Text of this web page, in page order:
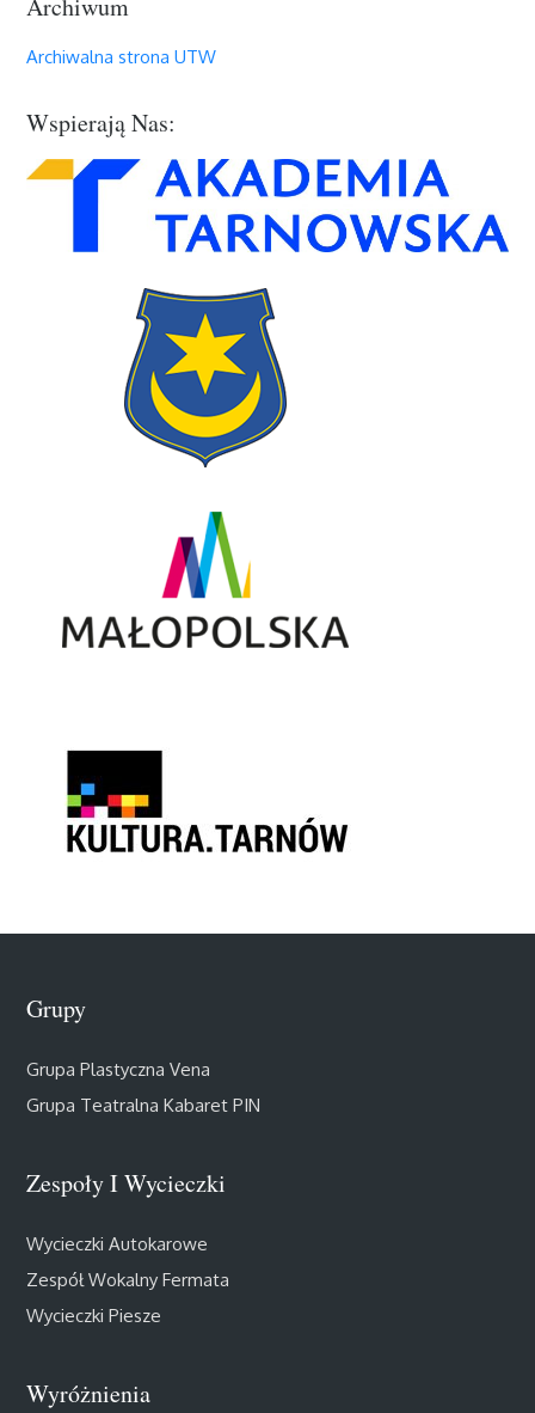
Archiwalna strona UTW
Wspierają Nas:
Grupy
Grupa Plastyczna Vena
Grupa Teatralna Kabaret PIN
Zespoły I Wycieczki
Wycieczki Autokarowe
Zespół Wokalny Fermata
Wycieczki Piesze
Wyróżnienia